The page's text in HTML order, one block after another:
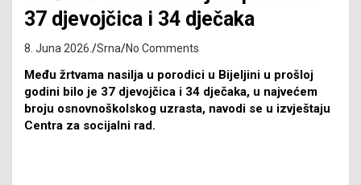
37 djevojčica i 34 dječaka
8. Juna 2026. Srna No Comments
Među žrtvama nasilja u porodici u Bijeljini u prošloj
godini bilo je 37 djevojčica i 34 dječaka, u najvećem
broju osnovnoškolskog uzrasta, navodi se u izvještaju
Centra za socijalni rad.